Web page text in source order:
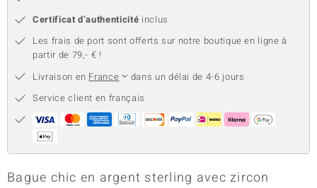
Certificat d’authenticité inclus
Les frais de port sont offerts sur notre boutique en ligne à
partir de 79,- € !
Livraison en France
dans un délai de 4-6 jours
Service client en français
Bague chic en argent sterling avec zircon